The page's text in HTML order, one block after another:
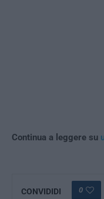
Continua a leggere su
CONVIDIDI 0